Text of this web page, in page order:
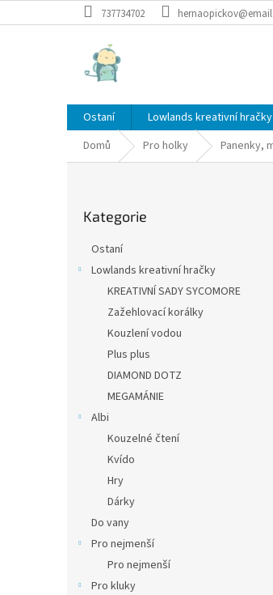
na
737734702
Ostaní Lowlands kreativní hračky
Domů
Pro holky Panenky,
kategorie
Kategorie
Ostaní
Lowlands kreativní hračky
KREATIVNÍ SADY SYCOMORE
Zažehlovací korálky
Kouzlení vodou
Plus plus
DIAMOND DOTZ
MEGAMÁNIE
Albi
Kouzelné čtení
Kvído
Hry
Dárky
Do vany
Pro nejmenší
Pro nejmenší
Pro kluky